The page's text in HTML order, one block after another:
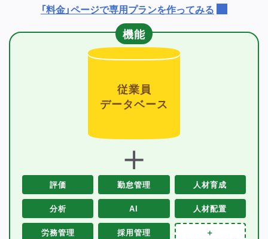
「料金」ページで専用プランを作ってみる
機能
従業員
データベース
＋
評価 勤怠管理 人材育成
分析 AI 人材配置
労務管理 採用管理 ＋